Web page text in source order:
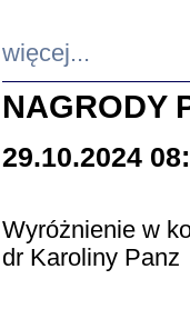
więcej...
NAGRODY
29.10.2024
Wyróżnienie w
dr Karoliny Panz